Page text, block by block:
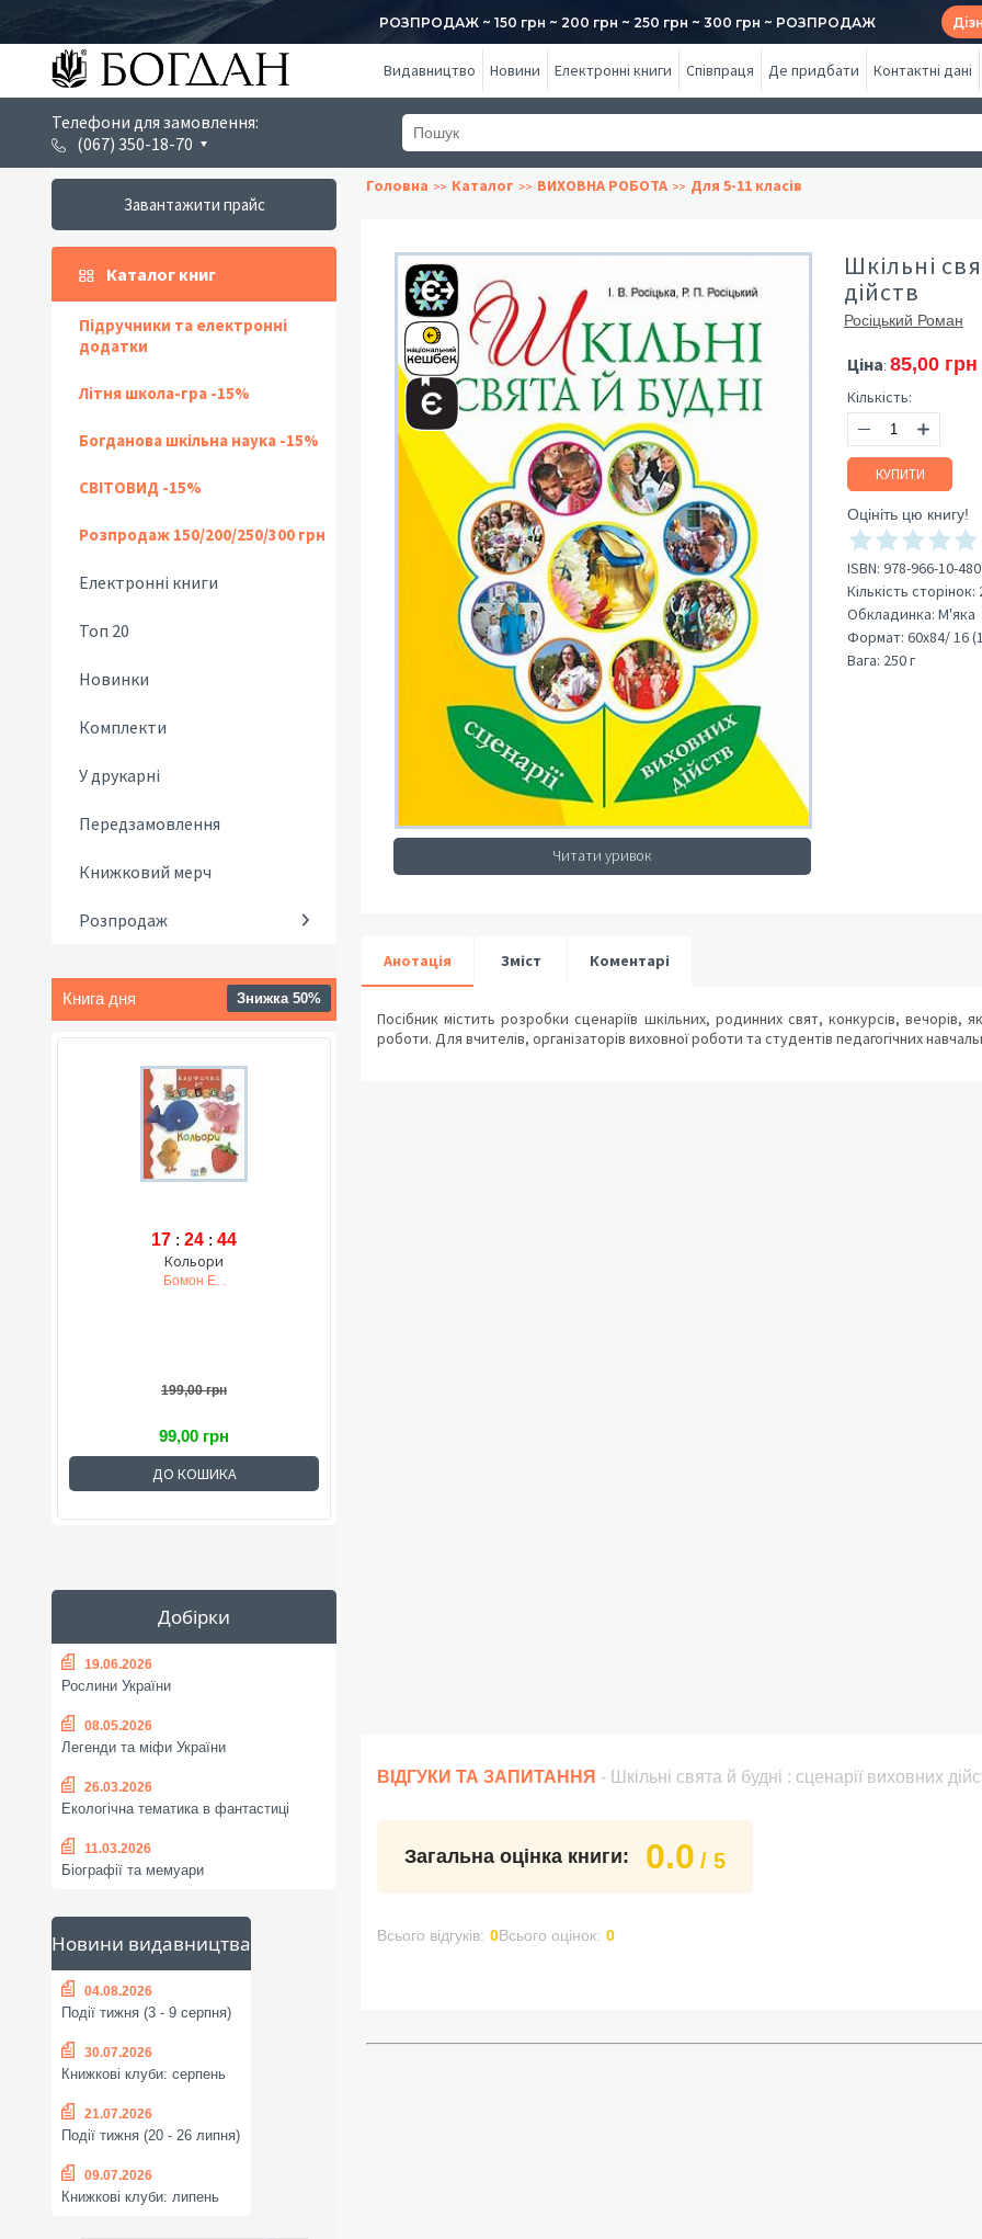
РОЗПРОДАЖ ~ 150 грн ~ 200 грн ~ 250 грн ~ 300 грн ~ РОЗПРОДАЖ
Видавництво Новини Електронні книги Співпраця Де придбати Контактні дані
Телефони для замовлення:
(067) 350-18-70
Завантажити прайс
Каталог книг
Підручники та електронні
додатки
Літня школа-гра -15%
Богданова шкільна наука -15%
СВІТОВИД -15%
Розпродаж 150/200/250/300 грн
Електронні книги
Топ 20
Новинки
Комплекти
У друкарні
Передзамовлення
Книжковий мерч
Розпродаж
Книга дня Знижка 50%
17 : 24 : 43
Кольори
Бомон Е. .
199,00 грн
99,00 грн
ДО КОШИКА
Добірки
19.06.2026
Рослини України
08.05.2026
Легенди та міфи України
26.03.2026
Екологічна тематика в фантастиці
11.03.2026
Біографії та мемуари
Новини видавництва
04.08.2026
Події тижня (3 - 9 серпня)
30.07.2026
Книжкові клуби: серпень
21.07.2026
Події тижня (20 - 26 липня)
09.07.2026
Книжкові клуби: липень
Головна Каталог ВИХОВНА РОБОТА Для 5-11 класів
Читати уривок
Шкільні
дійств
Росіцький Роман
Ціна: 85,00 грн
Кількість:
КУПИТИ
Оцініть цю книгу!
ISBN: 978-966-10-
Кількість сторінок:
Обкладинка: М'яка
Формат: 60х84/ 16
Вага: 250 г
Анотація Зміст Коментарі
Посібник містить розробки сценаріїв шкільних, родинних свят, конкурсів, вечорів,
роботи. Для вчителів, організаторів виховної роботи та студентів педагогічних
ВІДГУКИ ТА ЗАПИТАННЯ - Шкільні свята й будні : сценарії виховних
Загальна оцінка книги: 0.0 / 5
Всього відгуків: 0Всього оцінок: 0